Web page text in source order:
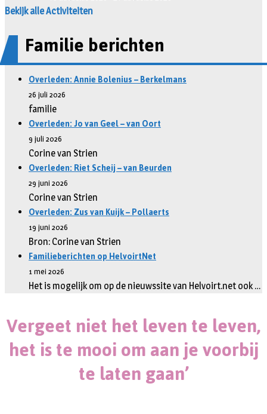
Bekijk alle Activiteiten
Familie berichten
Overleden: Annie Bolenius – Berkelmans
26 juli 2026
familie
Overleden: Jo van Geel – van Oort
9 juli 2026
Corine van Strien
Overleden: Riet Scheij – van Beurden
29 juni 2026
Corine van Strien
Overleden: Zus van Kuijk – Pollaerts
19 juni 2026
Bron: Corine van Strien
Familieberichten op HelvoirtNet
1 mei 2026
Het is mogelijk om op de nieuwssite van Helvoirt.net ook …
Vergeet niet het leven te leven,
het is te mooi om aan je voorbij
te laten gaan’